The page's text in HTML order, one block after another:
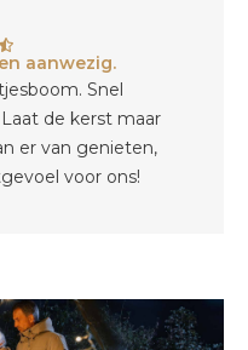
aanwezig.
Snel
de kerst maar
er van genieten,
voor ons!